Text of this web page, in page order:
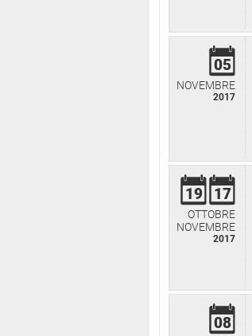
05
NOVEMBRE
2017
19 17
OTTOBRE
NOVEMBRE
2017
08